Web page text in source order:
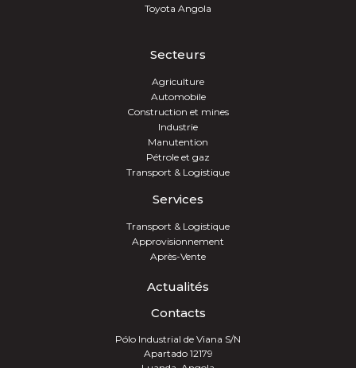
Toyota Angola
Secteurs
Agriculture
Automobile
Construction et mines
Industrie
Manutention
Pétrole et gaz
Transport & Logistique
Services
Transport & Logistique
Approvisionnement
Après-Vente
Actualités
Contacts
Pólo Industrial de Viana S/N
Apartado 12179